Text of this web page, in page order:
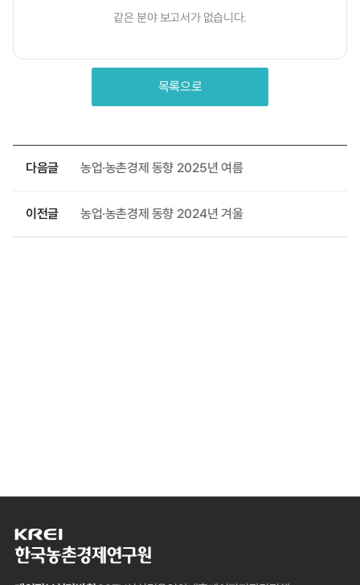
같은 분야 보고서가 없습니다.
목록으로
다음글 농업·농촌경제 동향 2025년 여름
이전글 농업·농촌경제 동향 2024년 겨울
한
국